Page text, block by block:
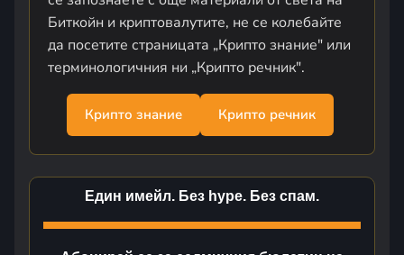
Биткойн и криптовалутите, не се колебайте
да посетите страницата „Крипто знание" или
терминологичния ни „Крипто речник".
Крипто знание Крипто речник
Един имейл. Без hype. Без спам.